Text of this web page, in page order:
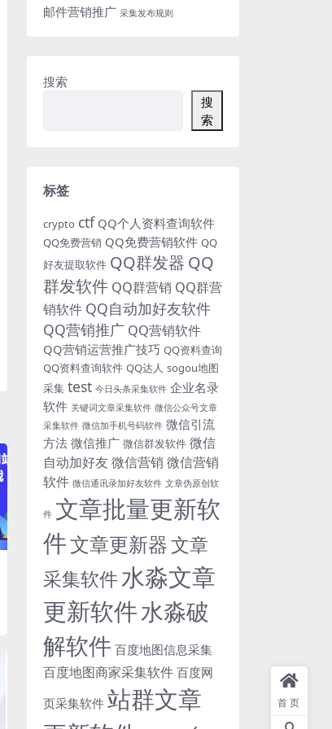
邮件营销推广 采集发布规则
搜索
搜
索
标签
crypto ctf QQ个人资料查询软件
QQ免费营销 QQ免费营销软件 QQ
好友提取软件 QQ群发器 QQ
群发软件 QQ群营销 QQ群营
销软件 QQ自动加好友软件
QQ营销推广 QQ营销软件
QQ营销运营推广技巧 QQ资料查询
QQ资料查询软件 QQ达人 sogou地图
采集 test 今日头条采集软件 企业名录
软件 关键词文章采集软件 微信公众号文章
采集软件 微信加手机号码软件 微信引流
方法 微信推广 微信群发软件 微信
自动加好友 微信营销 微信营销
软件 微信通讯录加好友软件 文章伪原创软
件 文章批量更新软
件文章更新器文章
采集软件水淼文章
更新软件水淼破
解软件 百度地图信息采集
百度地图商家采集软件 百度网
页采集软件 站群文章
首页